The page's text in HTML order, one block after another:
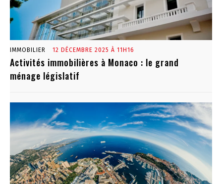
IMMOBILIER 12 DÉCEMBRE 2025 À 11H16
Activités immobilières à Monaco : le grand
ménage législatif